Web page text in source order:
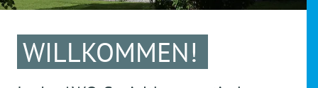
WILLKOMMEN!